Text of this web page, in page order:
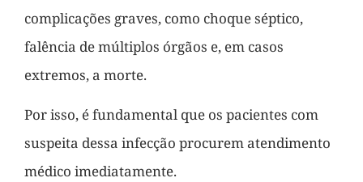
complicações graves, como choque séptico,
falência de múltiplos órgãos e, em casos
extremos, a morte.
Por isso, é fundamental que os pacientes com
suspeita dessa infecção procurem atendimento
médico imediatamente.